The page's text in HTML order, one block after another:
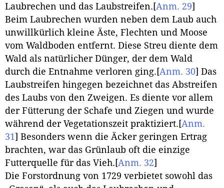
Laubrechen und das Laubstreifen. [Anm. 29]
Beim Laubrechen wurden neben dem Laub auch
unwillkürlich kleine Äste, Flechten und Moose
vom Waldboden entfernt. Diese Streu diente dem
Wald als natürlicher Dünger, der dem Wald
durch die Entnahme verloren ging. [Anm. 30] Das
Laubstreifen hingegen bezeichnet das Abstreifen
des Laubs von den Zweigen. Es diente vor allem
der Fütterung der Schafe und Ziegen und wurde
während der Vegetationszeit praktiziert. [Anm.
31] Besonders wenn die Äcker geringen Ertrag
brachten, war das Grünlaub oft die einzige
Futterquelle für das Vieh. [Anm. 32]
Die Forstordnung von 1729 verbietet sowohl das